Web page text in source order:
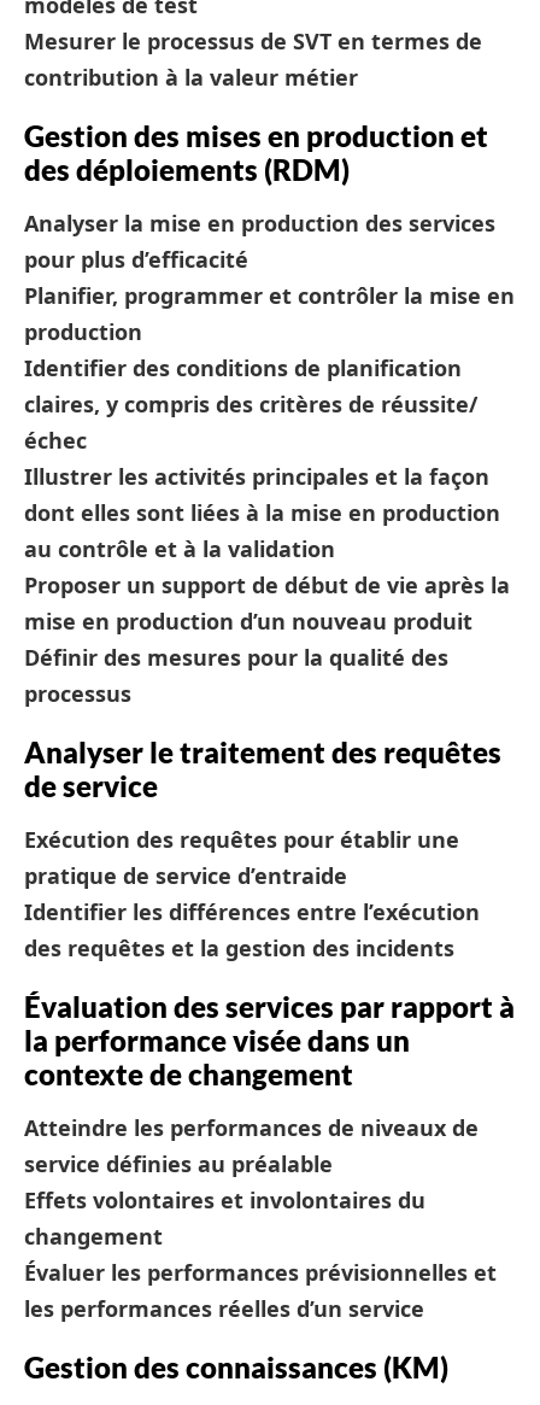
Mesurer le processus de SVT en termes de
contribution à la valeur métier
Gestion des mises en production et
des déploiements (RDM)
Analyser la mise en production des services
pour plus d’efficacité
Planifier, programmer et contrôler la mise en
production
Identifier des conditions de planification
claires, y compris des critères de réussite/
échec
Illustrer les activités principales et la façon
dont elles sont liées à la mise en production
au contrôle et à la validation
Proposer un support de début de vie après la
mise en production d’un nouveau produit
Définir des mesures pour la qualité des
processus
Analyser le traitement des requêtes
de service
Exécution des requêtes pour établir une
pratique de service d’entraide
Identifier les différences entre l’exécution
des requêtes et la gestion des incidents
Évaluation des services par rapport à
la performance visée dans un
contexte de changement
Atteindre les performances de niveaux de
service définies au préalable
Effets volontaires et involontaires du
changement
Évaluer les performances prévisionnelles et
les performances réelles d’un service
Gestion des connaissances (KM)